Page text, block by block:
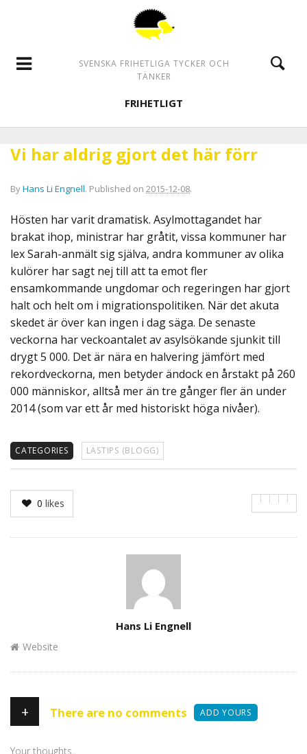
SVENSKA FRIHETLIGA TYCKER OCH
TÄNKER
FRIHETLIGT
Vi har aldrig gjort det här förr
ByHans Li Engnell. Published on 2015-12-08.
Hösten har varit dramatisk. Asylmottagandet har
brakat ihop, ministrar har gråtit, vissa kommuner har
lex Sarah-anmält sig själva, andra kommuner av olika
kulörer har sagt nej till att ta emot fler
ensamkommande ungdomar och regeringen har gjort
halt och helt om i migrationspolitiken. När det akuta
skedet är över kan ingen i dag säga. De senaste
veckorna har veckoantalet av asylsökande sjunkit till
drygt 5 000. Det är nära en halvering jämfört med
rekordveckorna, men betyder ändock en årstakt på 260
000 människor, alltså mer än tre gånger fler än under
2014 (som var ett år med historiskt höga nivåer).
CATEGORIES LÄSTIPS (BLOGG)
0 likes
Hans Li Engnell
Website
+ There are no comments ADD YOURS